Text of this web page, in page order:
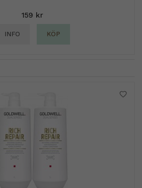
159 kr
INFO KÖP